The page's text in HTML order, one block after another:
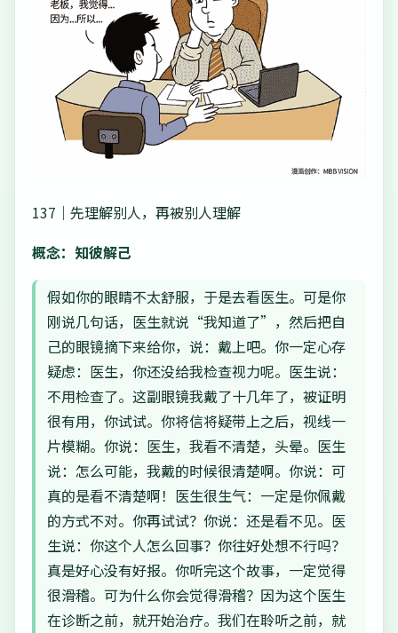
137｜先理解别人，再被别人理解
概念：知彼解己
假如你的眼睛不太舒服，于是去看医生。可是你
刚说几句话，医生就说“我知道了”，然后把自
己的眼镜摘下来给你，说：戴上吧。你一定心存
疑虑：医生，你还没给我检查视力呢。医生说：
不用检查了。这副眼镜我戴了十几年了，被证明
很有用，你试试。你将信将疑带上之后，视线一
片模糊。你说：医生，我看不清楚，头晕。医生
说：怎么可能，我戴的时候很清楚啊。你说：可
真的是看不清楚啊！医生很生气：一定是你佩戴
的方式不对。你再试试？你说：还是看不见。医
生说：你这个人怎么回事？你往好处想不行吗？
真是好心没有好报。你听完这个故事，一定觉得
很滑稽。可为什么你会觉得滑稽？因为这个医生
在诊断之前，就开始治疗。我们在聆听之前，就